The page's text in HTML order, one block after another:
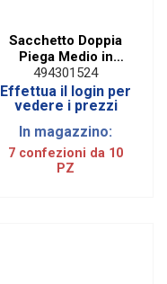
Sacchetto Doppia
Piega Medio in
Cotone Turchese
(10 PZ)
494301524
Effettua il login per
vedere i prezzi
In magazzino:
7 confezioni da 10
PZ